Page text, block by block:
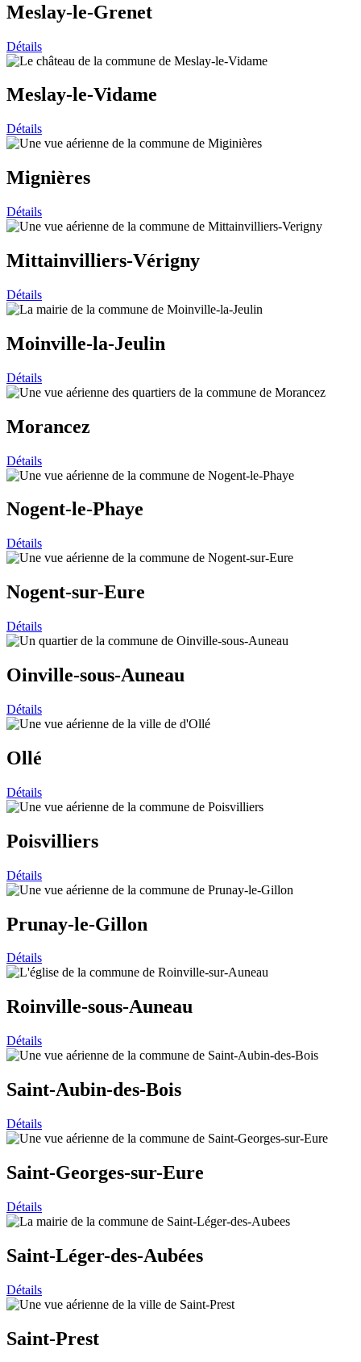
Meslay-le-Grenet
Détails
Meslay-le-Vidame
Détails
Mignières
Détails
Mittainvilliers-Vérigny
Détails
Moinville-la-Jeulin
Détails
Morancez
Détails
Nogent-le-Phaye
Détails
Nogent-sur-Eure
Détails
Oinville-sous-Auneau
Détails
Ollé
Détails
Poisvilliers
Détails
Prunay-le-Gillon
Détails
Roinville-sous-Auneau
Détails
Saint-Aubin-des-Bois
Détails
Saint-Georges-sur-Eure
Détails
Saint-Léger-des-Aubées
Détails
Saint-Prest